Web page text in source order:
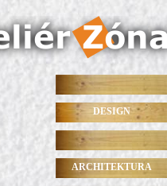
DESIGN
ARCHITEKTURA